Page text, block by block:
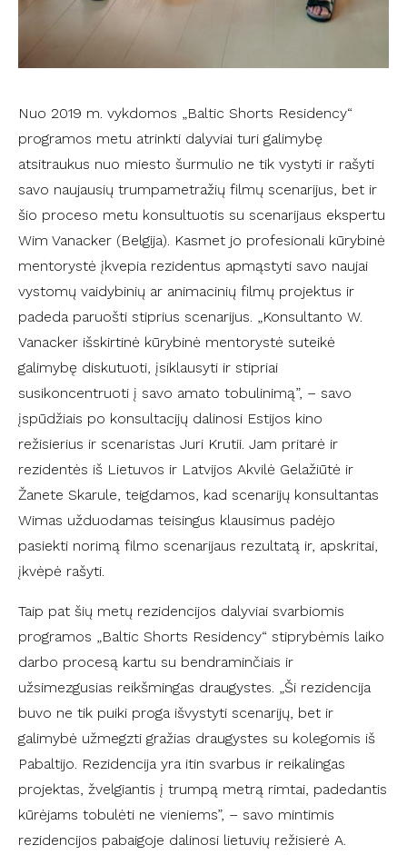
Nuo 2019 m. vykdomos „Baltic Shorts Residency“
programos metu atrinkti dalyviai turi galimybę
atsitraukus nuo miesto šurmulio ne tik vystyti ir rašyti
savo naujausių trumpametražių filmų scenarijus, bet ir
šio proceso metu konsultuotis su scenarijaus ekspertu
Wim Vanacker (Belgija). Kasmet jo profesionali kūrybinė
mentorystė įkvepia rezidentus apmąstyti savo naujai
vystomų vaidybinių ar animacinių filmų projektus ir
padeda paruošti stiprius scenarijus. „Konsultanto W.
Vanacker išskirtinė kūrybinė mentorystė suteikė
galimybę diskutuoti, įsiklausyti ir stipriai
susikoncentruoti į savo amato tobulinimą”, – savo
įspūdžiais po konsultacijų dalinosi Estijos kino
režisierius ir scenaristas Juri Krutii. Jam pritarė ir
rezidentės iš Lietuvos ir Latvijos Akvilė Gelažiūtė ir
Žanete Skarule, teigdamos, kad scenarijų konsultantas
Wimas užduodamas teisingus klausimus padėjo
pasiekti norimą filmo scenarijaus rezultatą ir, apskritai,
įkvėpė rašyti.
Taip pat šių metų rezidencijos dalyviai svarbiomis
programos „Baltic Shorts Residency“ stiprybėmis laiko
darbo procesą kartu su bendraminčiais ir
užsimezgusias reikšmingas draugystes. „Ši rezidencija
buvo ne tik puiki proga išvystyti scenarijų, bet ir
galimybė užmegzti gražias draugystes su kolegomis iš
Pabaltijo. Rezidencija yra itin svarbus ir reikalingas
projektas, žvelgiantis į trumpą metrą rimtai, padedantis
kūrėjams tobulėti ne vieniems”, – savo mintimis
rezidencijos pabaigoje dalinosi lietuvių režisierė A.